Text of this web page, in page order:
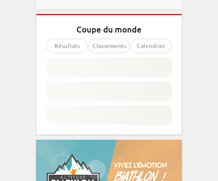
Coupe du monde
Résultats Classements Calendrier